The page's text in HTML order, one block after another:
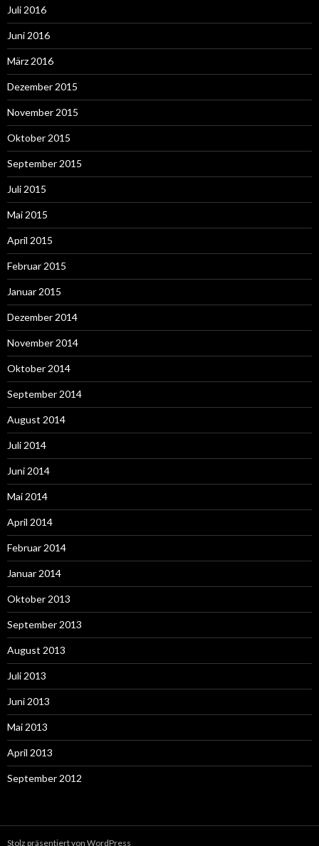
Juli 2016
Juni 2016
März 2016
Dezember 2015
November 2015
Oktober 2015
September 2015
Juli 2015
Mai 2015
April 2015
Februar 2015
Januar 2015
Dezember 2014
November 2014
Oktober 2014
September 2014
August 2014
Juli 2014
Juni 2014
Mai 2014
April 2014
Februar 2014
Januar 2014
Oktober 2013
September 2013
August 2013
Juli 2013
Juni 2013
Mai 2013
April 2013
September 2012
Stolz präsentiert von WordPress